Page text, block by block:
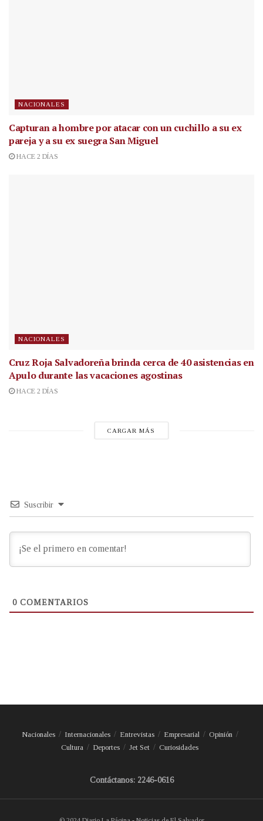
NACIONALES
Capturan a hombre por atacar con un cuchillo a su ex
pareja y a su ex suegra San Miguel
HACE 2 DÍAS
NACIONALES
Cruz Roja Salvadoreña brinda cerca de 40 asistencias en
Apulo durante las vacaciones agostinas
HACE 2 DÍAS
CARGAR MÁS
Suscribir
0 COMENTARIOS
Nacionales Internacionales Entrevistas Empresarial
Opinión
Cultura
Deportes Jet Set Curiosidades
Contáctanos: 2246-0616